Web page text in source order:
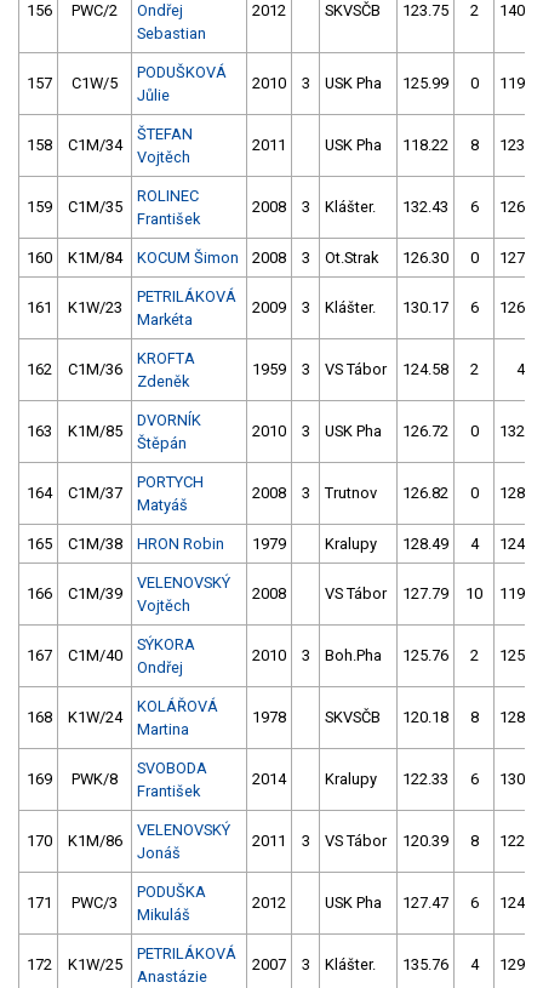
156 PWC/2
Ondřej
Sebastian
2012 SKVSČB 123.75 2
157 C1W/5
PODUŠKOVÁ
Jůlie
2010 3 USK Pha 125.99 0
158 C1M/34
ŠTEFAN
Vojtěch
2011 USK Pha 118.22 8
159 C1M/35
ROLINEC
František
2008 3 Klášter. 132.43 6
160 K1M/84 KOCUM Šimon 2008 3 Ot.Strak 126.30 0
161 K1W/23
PETRILÁKOVÁ
Markéta
2009 3 Klášter. 130.17 6
162 C1M/36
KROFTA
Zdeněk
1959 3 VS Tábor 124.58 2
163 K1M/85
DVORNÍK
Štěpán
2010 3 USK Pha 126.72 0
164 C1M/37
PORTYCH
Matyáš
2008 3 Trutnov 126.82 0
165 C1M/38 HRON Robin 1979 Kralupy 128.49 4
166 C1M/39
VELENOVSKÝ
Vojtěch
2008 VS Tábor 127.79 10
167 C1M/40
SÝKORA
Ondřej
2010 3 Boh.Pha 125.76 2
168 K1W/24
KOLÁŘOVÁ
Martina
1978 SKVSČB 120.18 8
169 PWK/8
SVOBODA
František
2014 Kralupy 122.33 6
170 K1M/86
VELENOVSKÝ
Jonáš
2011 3 VS Tábor 120.39 8
171 PWC/3
PODUŠKA
Mikuláš
2012 USK Pha 127.47 6
172 K1W/25
PETRILÁKOVÁ
Anastázie
2007 3 Klášter. 135.76 4